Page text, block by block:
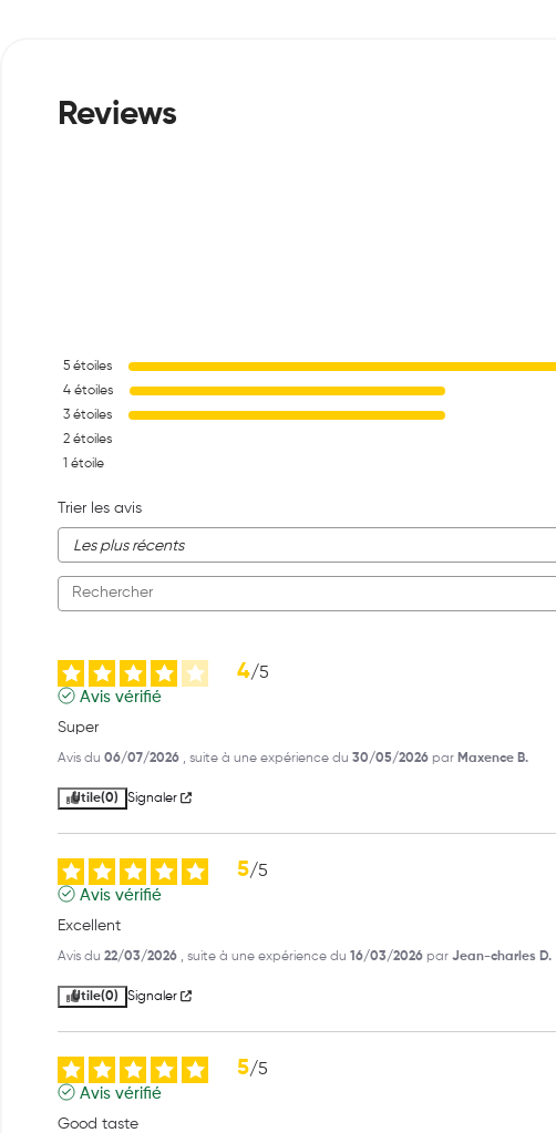
5 étoiles
4 étoiles
3 étoiles
2 étoiles
1 étoile
Trier les avis
4/5
Avis vérifié
Super
Avis du 06/07/2026 , suite à une expérience du 30/05/2026 par Maxence B.
Utile(0) Signaler
5/5
Avis vérifié
Excellent
Avis du 22/03/2026 , suite à une expérience du 16/03/2026 par Jean-charles D.
Utile(0) Signaler
5/5
Avis vérifié
Good taste